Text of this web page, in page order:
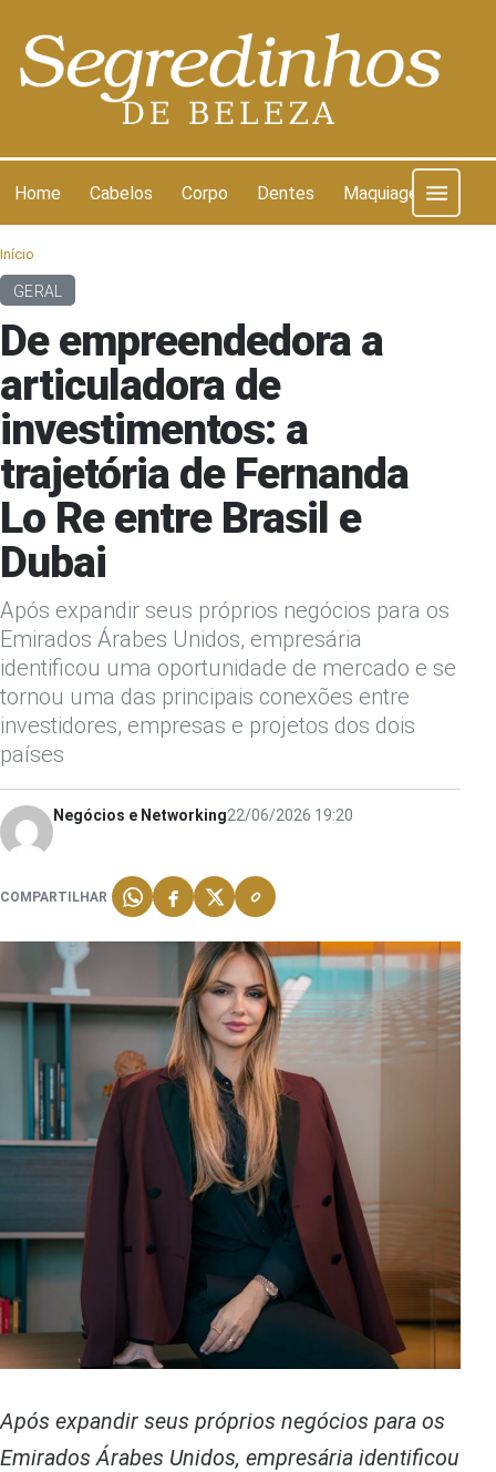
Home Cabelos Corpo Dentes Maquiagem
Início
GERAL
De empreendedora a
articuladora de
investimentos: a
trajetória de Fernanda
Lo Re entre Brasil e
Dubai
Após expandir seus próprios negócios para os
Emirados Árabes Unidos, empresária
identificou uma oportunidade de mercado e se
tornou uma das principais conexões entre
investidores, empresas e projetos dos dois
países
Negócios e Networking22/06/2026 19:20
COMPARTILHAR
Após expandir seus próprios negócios para os
Emirados Árabes Unidos, empresária identificou